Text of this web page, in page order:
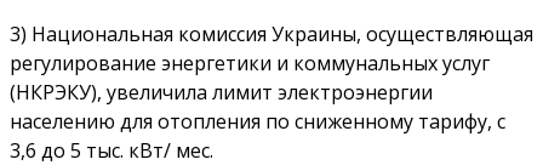
3) Национальная комиссия Украины, осуществляющая
регулирование энергетики и коммунальных услуг
(НКРЭКУ), увеличила лимит электроэнергии
населению для отопления по сниженному тарифу, с
3,6 до 5 тыс. кВт/ мес.